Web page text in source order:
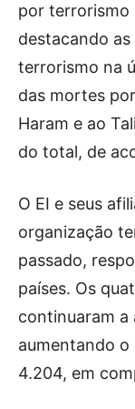
por terrorismo
destacando
terrorismo na
das mortes
Haram e ao
do total, de
O EI e seus
organização
passado,
países. Os
continuaram a
aumentando o
4.204, em